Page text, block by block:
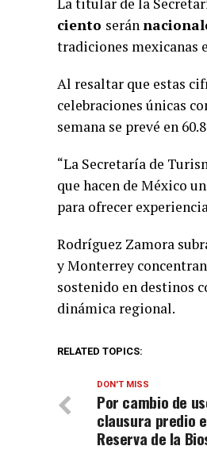
ciento serán
tradiciones mexicanas
Al resaltar que estas
celebraciones únicas
semana se prevé en
“La Secretaría de
que hacen de México
para ofrecer
Rodríguez Zamora
y Monterrey
sostenido en destinos
dinámica regional.
RELATED TOPICS:
DON'T MISS
Por cambio de
clausura predio
Reserva de la